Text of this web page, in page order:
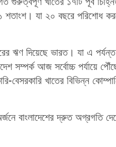
শতাংশ। যা ২০ বছরে পরিশোধ
ঋণ দিয়েছে ভারত। যা এ পর্যন্ত
সম্পর্ক আজ সর্বোচ্চ পর্যায়ে
খাতের বিভিন্ন
বাংলাদেশের দ্রুত অগ্রগতি